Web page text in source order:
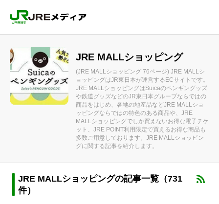
JRE MALLショッピング
(JRE MALLショッピング 76ページ) JRE MALLシ
ョッピングはJR東日本が運営するECサイトです。
JRE MALLショッピングはSuicaのペンギングッズ
や鉄道グッズなどのJR東日本グループならではの
商品をはじめ、各地の地産品などJRE MALLショ
ッピングならではの特色のある商品や、JRE
MALLショッピングでしか買えないお得な電子チケ
ット、JRE POINT利用限定で買えるお得な商品も
多数ご用意しております。JRE MALLショッピン
グに関する記事を紹介します。
JRE MALLショッピングの記事一覧（731
件）